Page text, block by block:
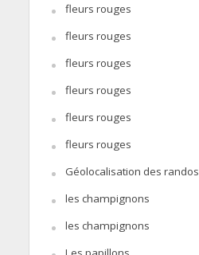
fleurs rouges
fleurs rouges
fleurs rouges
fleurs rouges
fleurs rouges
fleurs rouges
Géolocalisation des randos
les champignons
les champignons